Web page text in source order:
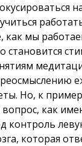
как мы
становится
Но, к
вопрос, как
контроль
которая